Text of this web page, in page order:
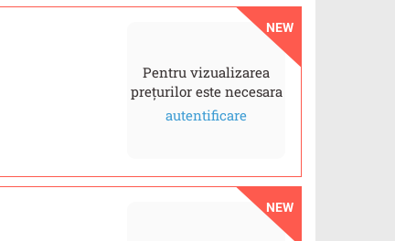
NEW
Pentru vizualizarea
prețurilor este necesara
autentificare
NEW